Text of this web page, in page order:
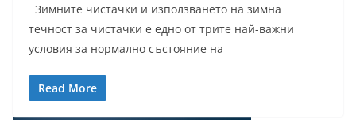
Зимните чистачки и използването на зимна
течност за чистачки е едно от трите най-важни
условия за нормално състояние на
Read More